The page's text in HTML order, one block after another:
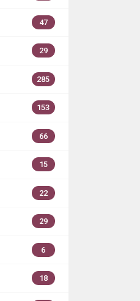
47
29
285
153
66
15
22
29
6
18